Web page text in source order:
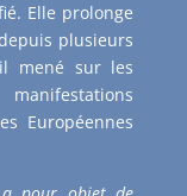
Elle prolonge
plusieurs
mené sur les
Européennes